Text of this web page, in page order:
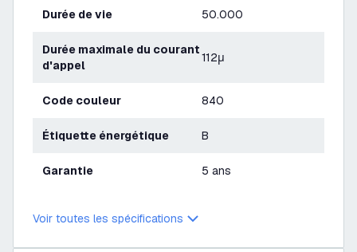
Durée de vie 50.000
Durée maximale du courant
d'appel
112μ
Code couleur 840
Étiquette énergétique B
Garantie 5 ans
Voir toutes les spécifications